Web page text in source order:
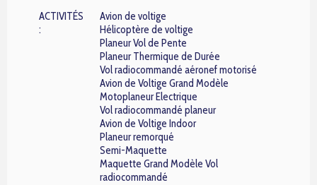
ACTIVITÉS
:
Avion de voltige
Hélicoptère de voltige
Planeur Vol de Pente
Planeur Thermique de Durée
Vol radiocommandé aéronef motorisé
Avion de Voltige Grand Modèle
Motoplaneur Electrique
Vol radiocommandé planeur
Avion de Voltige Indoor
Planeur remorqué
Semi-Maquette
Maquette Grand Modèle Vol
radiocommandé